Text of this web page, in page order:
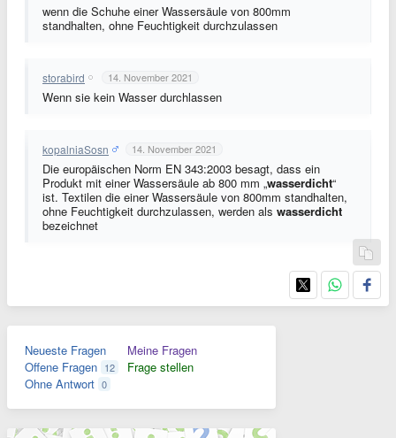
wenn die Schuhe einer Wassersäule von 800mm
standhalten, ohne Feuchtigkeit durchzulassen
storabird 14. November 2021
Wenn sie kein Wasser durchlassen
kopalniaSosn 14. November 2021
Die europäischen Norm EN 343:2003 besagt, dass ein
Produkt mit einer Wassersäule ab 800 mm „wasserdicht“
ist. Textilen die einer Wassersäule von 800mm standhalten,
ohne Feuchtigkeit durchzulassen, werden als wasserdicht
bezeichnet
Neueste Fragen
Offene Fragen 12
Ohne Antwort 0
Meine Fragen
Frage stellen